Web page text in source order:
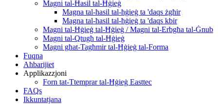
Magni tal-Ħasil ​​tal-Ħġieġ
Magna tal-ħasil tal-ħġieġ ta 'daqs żgħir
Magna tal-ħasil tal-ħġieġ ta 'daqs kbir
Magni tal-Ħġieġ tal-Ħġieġ / Magni tal-Erbgħa tal-Ġnub
Magni tal-Qtugħ tal-Ħġieġ
Magni għat-Tagħmir tal-Ħġieġ tal-Forma
Fuqna
Aħbarijiet
Applikazzjoni
Forn tat-Ttemprar tal-Ħġieġ Easttec
FAQs
Ikkuntatjana